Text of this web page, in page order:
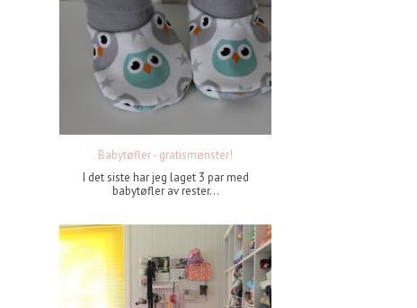
Babytøfler - gratismønster!
I det siste har jeg laget 3 par med
babytøfler av rester...